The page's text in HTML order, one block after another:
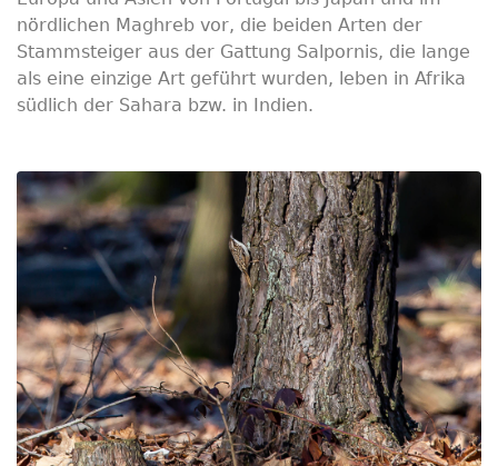
nördlichen Maghreb vor, die beiden Arten der
Stammsteiger aus der Gattung Salpornis, die lange
als eine einzige Art geführt wurden, leben in Afrika
südlich der Sahara bzw. in Indien.